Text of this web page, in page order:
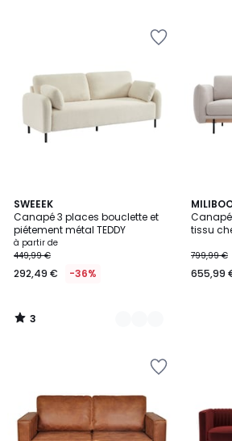
SWEEEK
Canapé 3 places bouclette et
piétement métal TEDDY
à partir de
449,99 €
292,49 € -36%
3
/
5
3
Couleurs
3
/
tissu
799,99 €
655,99